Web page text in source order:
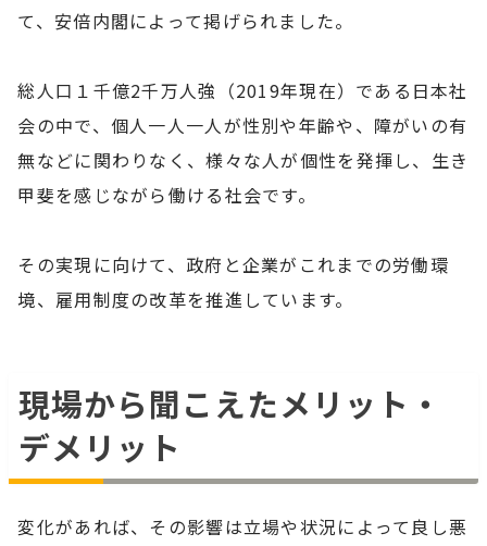
て、安倍内閣によって掲げられました。
総人口１千億2千万人強（2019年現在）である日本社
会の中で、個人一人一人が性別や年齢や、障がいの有
無などに関わりなく、様々な人が個性を発揮し、生き
甲斐を感じながら働ける社会です。
その実現に向けて、政府と企業がこれまでの労働環
境、雇用制度の改革を推進しています。
現場から聞こえたメリット・
デメリット
変化があれば、その影響は立場や状況によって良し悪